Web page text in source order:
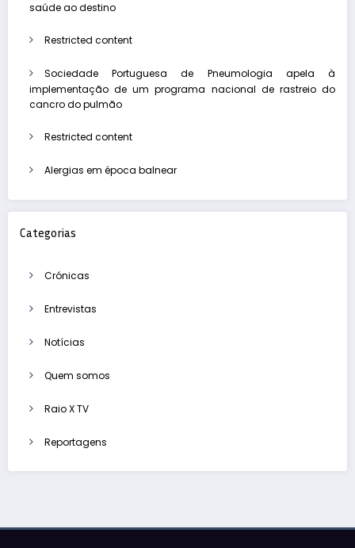
saúde ao destino
Restricted content
Sociedade Portuguesa de Pneumologia apela à
implementação de um programa nacional de rastreio do
cancro do pulmão
Restricted content
Alergias em época balnear
Categorias
Crónicas
Entrevistas
Notícias
Quem somos
Raio X TV
Reportagens